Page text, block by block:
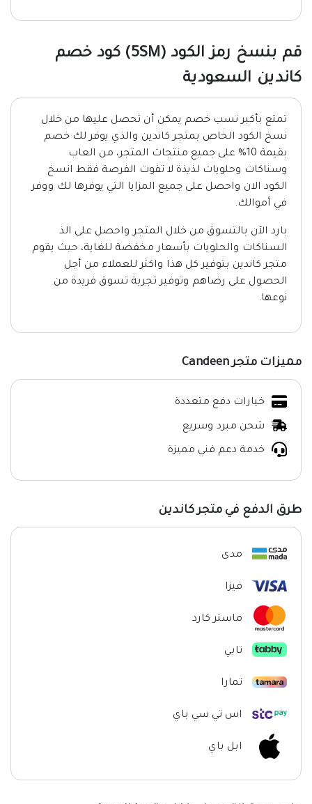
قم بنسخ رمز الكود (5SM) كود خصم
كاندين السعودية
تمتع بأكبر نسب خصم يمكن أن تحصل عليها من خلال
نسخ الكود الخاص بمتجر كاندين والذي يوفر لك خصم
بقيمة 10% على جميع منتجات المتجر، من العاب
وسناكات وحلويات لذيذة لا تفوت الفرصة فقط انسخ
الكود الان واحصل على جميع المزايا التي يوفرها لك ووفر
في أموالك.
بارد الآن بالتسوق من خلال المتجر واحصل على الذ
السناكات والحلويات بأسعار مخفضة للغاية، حيث يقوم
متجر كاندين بتوفير كل هذا واكثر للعملاء من أجل
الحصول على رضاهم وتوفير تجربة تسوق فريدة من
نوعها.
مميزات متجر Candeen
خيارات دفع متعددة
شحن مبرد وسريع
خدمة دعم فني مميزة
طرق الدفع في متجر كاندين
مدى
فيزا
ماستر كارد
تابي
تمارا
اس تي سي باي
ابل باي